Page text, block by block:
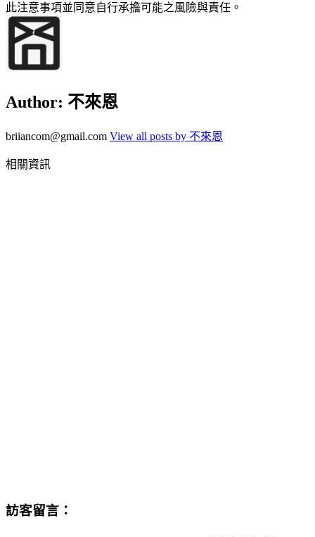
此注意事項並同意自行承擔可能之風險與責任。
Author: 不來恩
briiancom@gmail.com View all posts by 不來恩
相關資訊
訪客留言：